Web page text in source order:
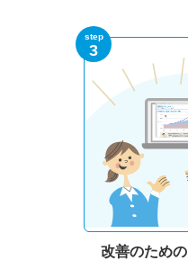
step
3
改善のための